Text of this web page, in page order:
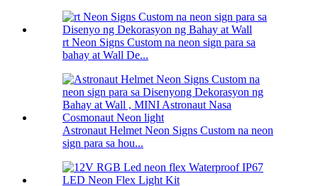
rt Neon Signs Custom na neon sign para sa
bahay at Wall De...
Astronaut Helmet Neon Signs Custom na neon
sign para sa hou...